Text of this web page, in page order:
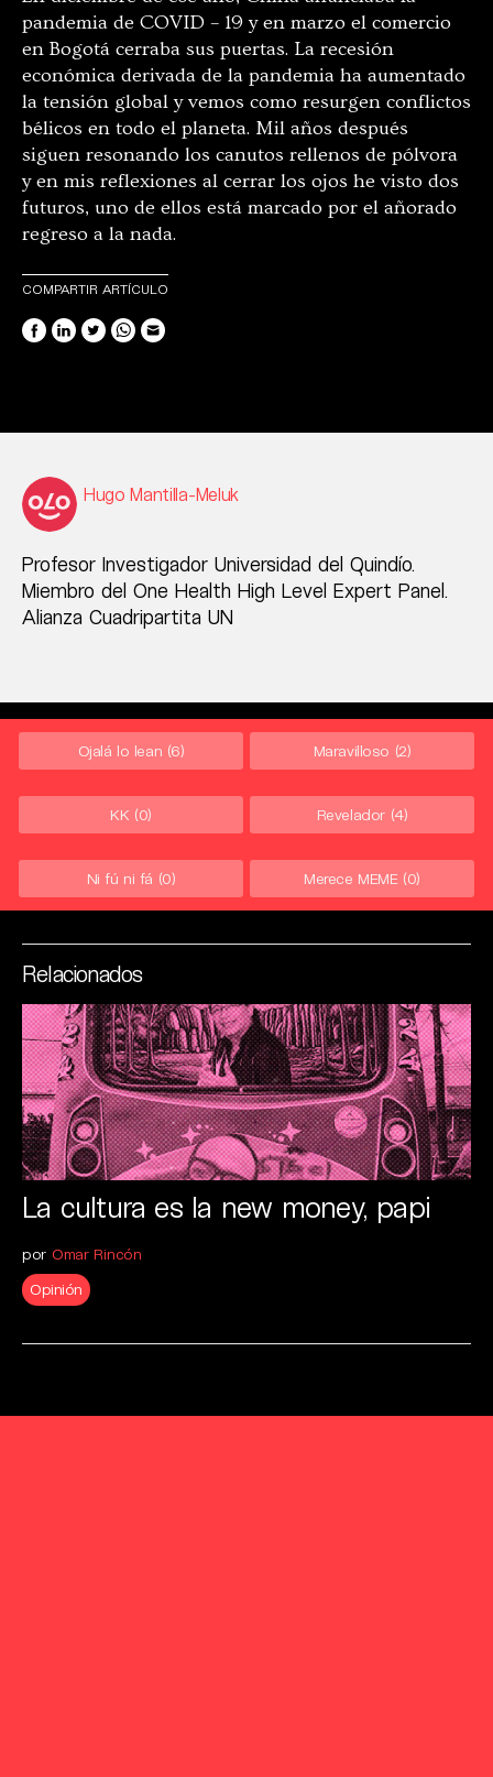
pandemia de COVID – 19 y en marzo el comercio
en Bogotá cerraba sus puertas. La recesión
económica derivada de la pandemia ha aumentado
la tensión global y vemos como resurgen conflictos
bélicos en todo el planeta. Mil años después
siguen resonando los canutos rellenos de pólvora
y en mis reflexiones al cerrar los ojos he visto dos
futuros, uno de ellos está marcado por el añorado
regreso a la nada.
COMPARTIR ARTÍCULO
Hugo Mantilla-Meluk
Profesor Investigador Universidad del Quindío.
Miembro del One Health High Level Expert Panel.
Alianza Cuadripartita UN
Ojalá lo lean (6) Maravilloso (2)
KK (0) Revelador (4)
Ni fú ni fá (0) Merece MEME (0)
Relacionados
La cultura es la new money, papi
por Omar Rincón
Opinión